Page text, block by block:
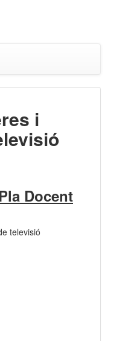
i
Docent
televisió